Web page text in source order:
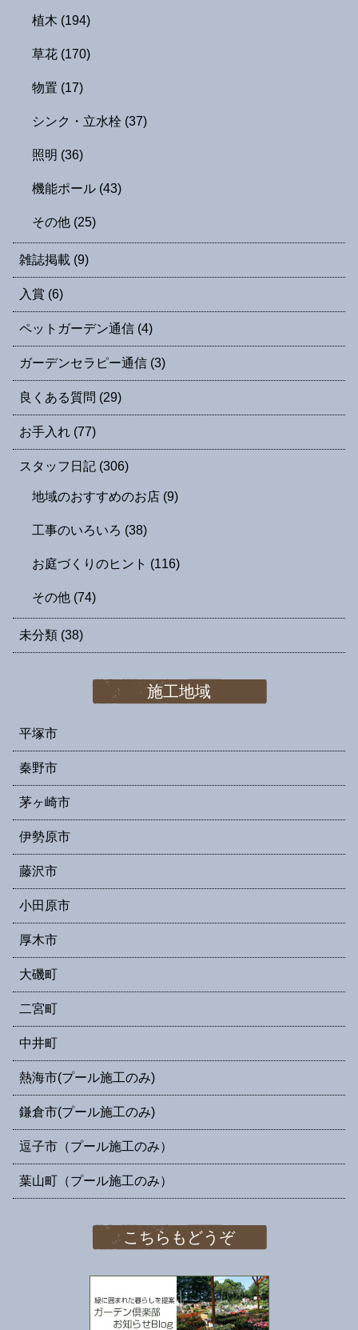
植木 (194)
草花 (170)
物置 (17)
シンク・立水栓 (37)
照明 (36)
機能ポール (43)
その他 (25)
雑誌掲載 (9)
入賞 (6)
ペットガーデン通信 (4)
ガーデンセラピー通信 (3)
良くある質問 (29)
お手入れ (77)
スタッフ日記 (306)
地域のおすすめのお店 (9)
工事のいろいろ (38)
お庭づくりのヒント (116)
その他 (74)
未分類 (38)
施工地域
平塚市
秦野市
茅ヶ崎市
伊勢原市
藤沢市
小田原市
厚木市
大磯町
二宮町
中井町
熱海市(プール施工のみ)
鎌倉市(プール施工のみ)
逗子市（プール施工のみ）
葉山町（プール施工のみ）
こちらもどうぞ